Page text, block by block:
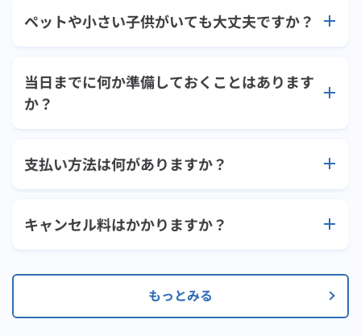
ペットや小さい子供がいても大丈夫ですか？
当日までに何か準備しておくことはあります
か？
支払い方法は何がありますか？
キャンセル料はかかりますか？
もっとみる